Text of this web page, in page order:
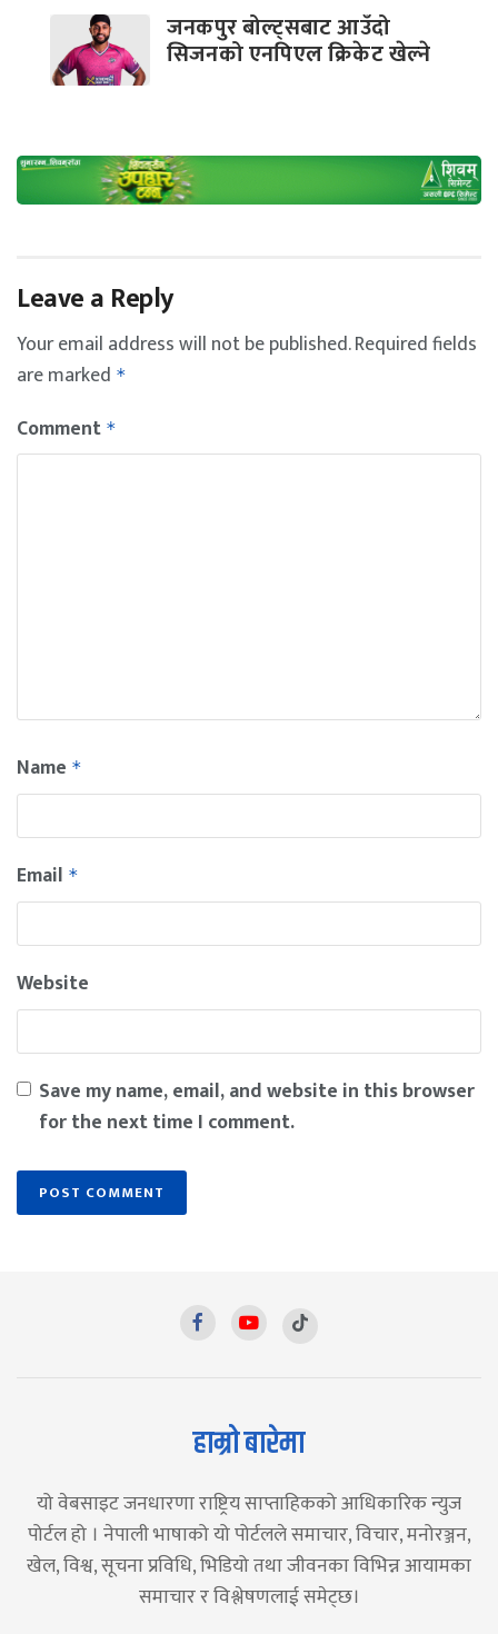
जनकपुर बोल्ट्सबाट आउँदो
सिजनको एनपिएल क्रिकेट खेल्ने
Leave a Reply
Your email address will not be published.Required fields
are marked *
Comment *
Name *
Email *
Website
Save my name, email, and website in this browser
for the next time I comment.
हाम्रो बारेमा
यो वेबसाइट जनधारणा राष्ट्रिय साप्ताहिकको आधिकारिक न्युज
पोर्टल हो । नेपाली भाषाको यो पोर्टलले समाचार, विचार, मनोरञ्जन,
खेल, विश्व, सूचना प्रविधि, भिडियो तथा जीवनका विभिन्न आयामका
समाचार र विश्लेषणलाई समेट्छ।